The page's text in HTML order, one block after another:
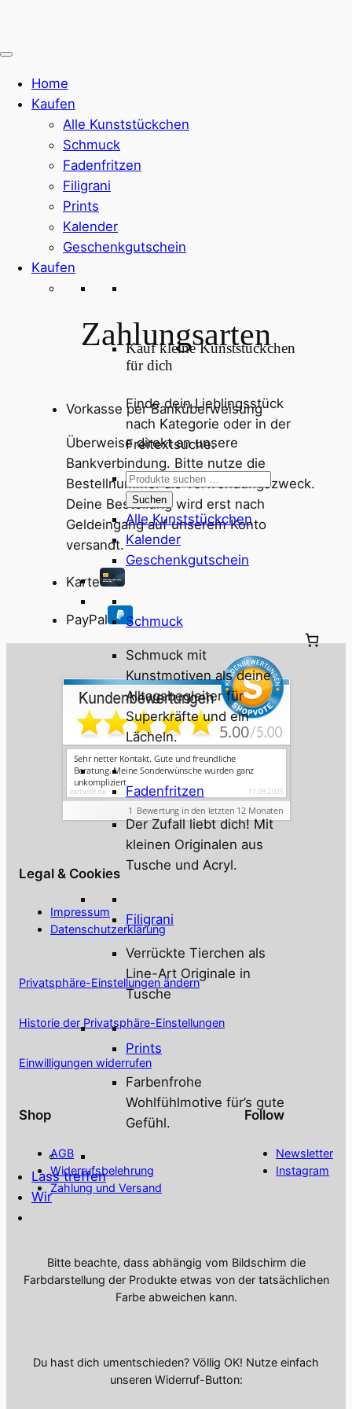
springen
Home
Kaufen
Alle Kunststückchen
Schmuck
Fadenfritzen
Filigrani
Prints
Kalender
Geschenkgutschein
Kaufen
Kauf kleine Kunststückchen
für dich
Finde dein Lieblingsstück
nach Kategorie oder in der
Freitextsuche.
Suchen
nach:
Suchen
Alle Kunststückchen
Kalender
Geschenkgutschein
Schmuck
Schmuck mit
Kunstmotiven als deine
Alltagsbegleiter für
Superkräfte und ein
Lächeln.
Fadenfritzen
Der Zufall liebt dich! Mit
kleinen Originalen aus
Tusche und Acryl.
Filigrani
Verrückte Tierchen als
Line-Art Originale in
Tusche
Prints
Farbenfrohe
Wohlfühlmotive für’s gute
Gefühl.
Lass treffen
Wir
Zahlungsarten
Vorkasse per Banküberweisung
Überweise direkt an unsere
Bankverbindung. Bitte nutze die
Bestellnummer als Verwendungszweck.
Deine Bestellung wird erst nach
Geldeingang auf unserem Konto
versandt.
Karte
PayPal
Legal & Cookies
Impressum
Datenschutzerklärung
Privatsphäre-Einstellungen ändern
Historie der Privatsphäre-Einstellungen
Einwilligungen widerrufen
Shop
AGB
Widerrufsbelehrung
Zahlung und Versand
Follow
Newsletter
Instagram
Bitte beachte, dass abhängig vom Bildschirm die
Farbdarstellung der Produkte etwas von der tatsächlichen
Farbe abweichen kann.
Du hast dich umentschieden? Völlig OK! Nutze einfach
unseren Widerruf-Button: